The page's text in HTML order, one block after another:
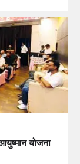
योजना